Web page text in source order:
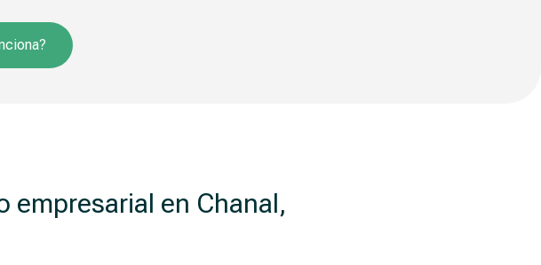
empresarial en Chanal,